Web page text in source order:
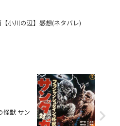
小川の辺】感想(ネタバレ)
怪獣 サン